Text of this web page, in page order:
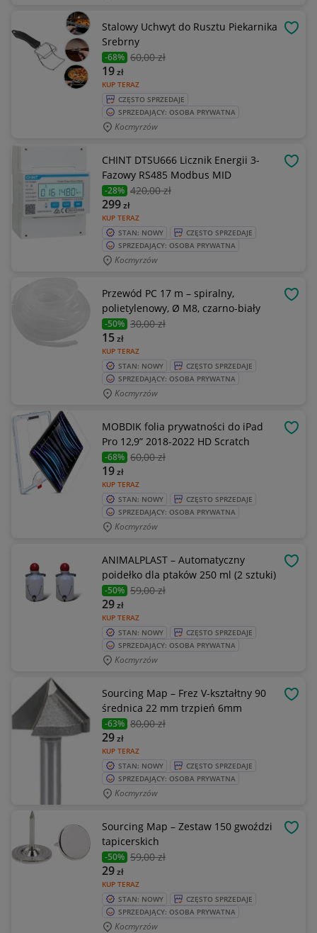
Stalowy Uchwyt do Rusztu Piekarnika
Srebrny
-68% 60,00 zł
KUP TERAZ
19zł
CZĘSTO SPRZEDAJE
SPRZEDAJĄCY: OSOBA PRYWATNA
Kocmyrzów
CHINT DTSU666 Licznik Energii 3-
Fazowy RS485 Modbus MID
-28% 420,00 zł
KUP TERAZ
299zł
STAN: NOWY
CZĘSTO SPRZEDAJE
SPRZEDAJĄCY: OSOBA PRYWATNA
Kocmyrzów
Przewód PC 17 m – spiralny,
polietylenowy, Ø M8, czarno-biały
-50% 30,00 zł
KUP TERAZ
15zł
STAN: NOWY
CZĘSTO SPRZEDAJE
SPRZEDAJĄCY: OSOBA PRYWATNA
Kocmyrzów
MOBDIK folia prywatności do iPad
Pro 12,9” 2018-2022 HD Scratch
-68% 60,00 zł
KUP TERAZ
19zł
STAN: NOWY
CZĘSTO SPRZEDAJE
SPRZEDAJĄCY: OSOBA PRYWATNA
Kocmyrzów
ANIMALPLAST – Automatyczny
poidełko dla ptaków 250 ml (2 sztuki)
-50% 59,00 zł
KUP TERAZ
29zł
STAN: NOWY
CZĘSTO SPRZEDAJE
SPRZEDAJĄCY: OSOBA PRYWATNA
Kocmyrzów
Sourcing Map – Frez V-kształtny 90
średnica 22 mm trzpień 6mm
-63% 80,00 zł
KUP TERAZ
29zł
STAN: NOWY
CZĘSTO SPRZEDAJE
SPRZEDAJĄCY: OSOBA PRYWATNA
Kocmyrzów
Sourcing Map – Zestaw 150 gwoździ
tapicerskich
-50% 59,00 zł
KUP TERAZ
29zł
STAN: NOWY
CZĘSTO SPRZEDAJE
SPRZEDAJĄCY: OSOBA PRYWATNA
Kocmyrzów